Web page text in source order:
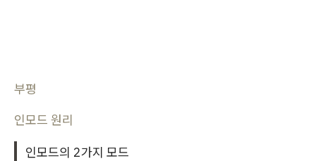
부평
인모드 원리
인모드의 2가지 모드